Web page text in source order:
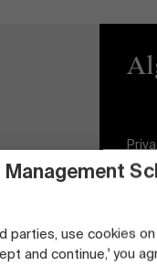
parties, use cookies
and continue,' you